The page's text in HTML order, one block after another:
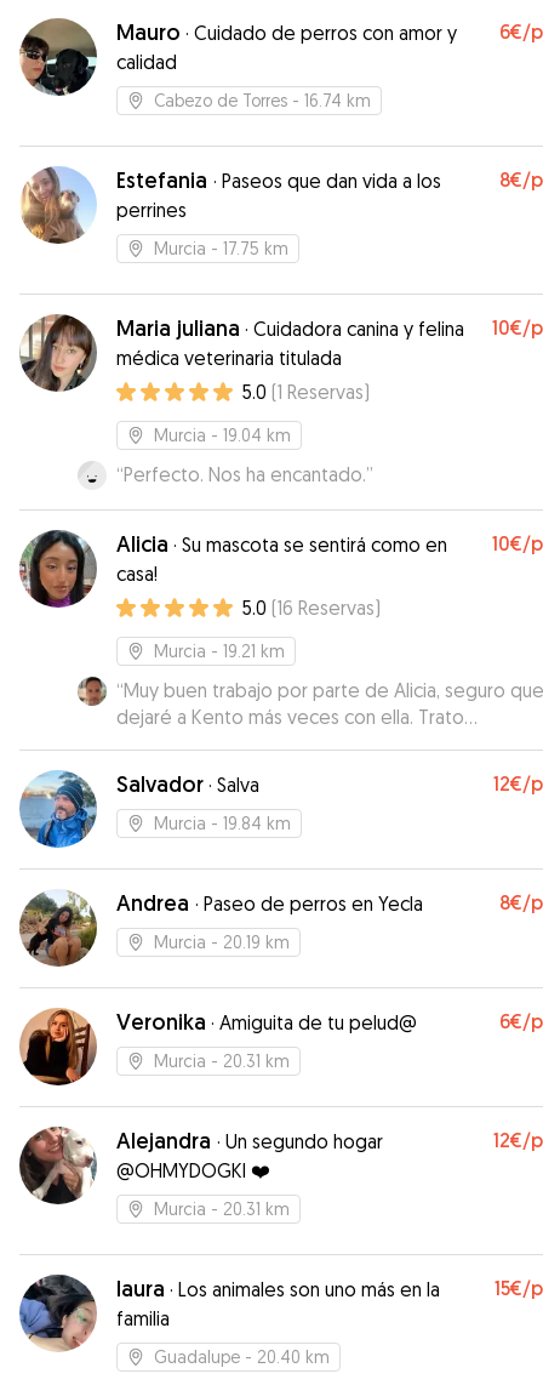
Mauro · Cuidado de perros con amor y
calidad
6€/
Cabezo de Torres - 16.74 km
Estefania · Paseos que dan vida a los
perrines
8€/
Murcia - 17.75 km
Maria juliana · Cuidadora canina y felina
médica veterinaria titulada
10€/
5.0 (1 Reservas)
Murcia - 19.04 km
“Perfecto. Nos ha encantado.”
Alicia · Su mascota se sentirá como en
casa!
10€/
5.0 (16 Reservas)
Murcia - 19.21 km
“Muy buen trabajo por parte de Alicia, seguro que
dejaré a Kento más veces con ella. Trato
personalizado y con información muy fluida.
Alicia!
Salvador · Salva 12€/
Murcia - 19.84 km
Andrea · Paseo de perros en Yecla 8€/
Murcia - 20.19 km
Veronika · Amiguita de tu pelud@ 6€/
Murcia - 20.31 km
Alejandra · Un segundo hogar
@OHMYDOGKI ❤️
12€/
Murcia - 20.31 km
laura · Los animales son uno más en la
familia
15€/
Guadalupe - 20.40 km